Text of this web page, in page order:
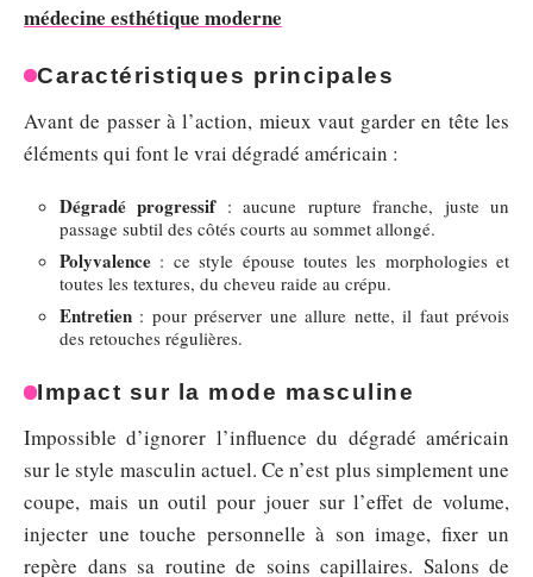
médecine esthétique moderne
Caractéristiques principales
Avant de passer à l’action, mieux vaut garder en tête les
éléments qui font le vrai dégradé américain :
Dégradé progressif: aucune rupture franche, juste un
passage subtil des côtés courts au sommet allongé.
Polyvalence : ce style épouse toutes les morphologies et
toutes les textures, du cheveu raide au crépu.
Entretien : pour préserver une allure nette, il faut prévois
des retouches régulières.
Impact sur la mode masculine
Impossible d’ignorer l’influence du dégradé américain
sur le style masculin actuel. Ce n’est plus simplement une
coupe, mais un outil pour jouer sur l’effet de volume,
injecter une touche personnelle à son image, fixer un
repère dans sa routine de soins capillaires. Salons de